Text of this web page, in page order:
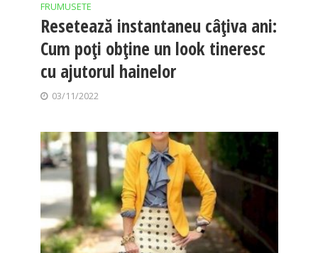
FRUMUSETE
Resetează instantaneu câțiva ani:
Cum poți obține un look tineresc
cu ajutorul hainelor
03/11/2022